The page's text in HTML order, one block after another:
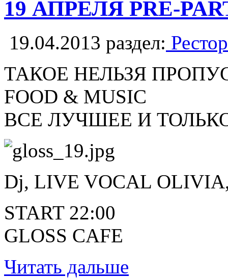
19 АПРЕЛЯ PRE-
19.04.2013 раздел:
ТАКОЕ НЕЛЬЗЯ
FOOD & MUSIC
ВСЕ ЛУЧШЕЕ И
Dj, LIVE VOCAL
START 22:00
GLOSS CAFE
Читать дальше